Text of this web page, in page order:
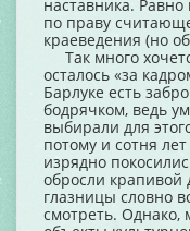
наставника.
по праву
краеведения (но
Так много
осталось «за
Барлуке есть
бодрячком, ведь
выбирали для
потому и сотня
изрядно
обросли крапивой
глазницы словно
смотреть. Однако,